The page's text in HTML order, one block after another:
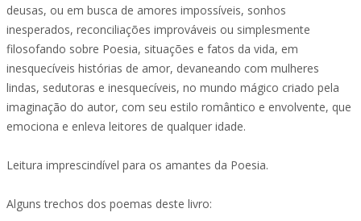
deusas, ou em busca de amores impossíveis, sonhos
inesperados, reconciliações improváveis ou simplesmente
filosofando sobre Poesia, situações e fatos da vida, em
inesquecíveis histórias de amor, devaneando com mulheres
lindas, sedutoras e inesquecíveis, no mundo mágico criado pela
imaginação do autor, com seu estilo romântico e envolvente, que
emociona e enleva leitores de qualquer idade.
Leitura imprescindível para os amantes da Poesia.
Alguns trechos dos poemas deste livro: